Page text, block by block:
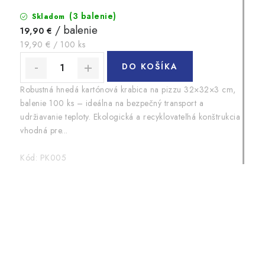
Skladom (3 balenie)
19,90 € / balenie
Jednotková
cena:
19,90 € / 100 ks
DO KOŠÍKA
Robustná hnedá kartónová krabica na pizzu 32×32×3 cm,
balenie 100 ks – ideálna na bezpečný transport a
udržiavanie teploty. Ekologická a recyklovateľná konštrukcia
vhodná pre...
Kód: PK005